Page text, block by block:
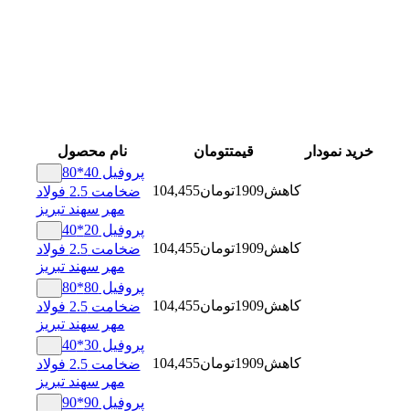
نام محصول قیمتتومان نمودار خرید
پروفیل 40*80
ضخامت 2.5 فولاد
مهر سهند تبریز
کاهش1909تومان104,455
پروفیل 20*40
ضخامت 2.5 فولاد
مهر سهند تبریز
کاهش1909تومان104,455
پروفیل 80*80
ضخامت 2.5 فولاد
مهر سهند تبریز
کاهش1909تومان104,455
پروفیل 30*40
ضخامت 2.5 فولاد
مهر سهند تبریز
کاهش1909تومان104,455
پروفیل 90*90